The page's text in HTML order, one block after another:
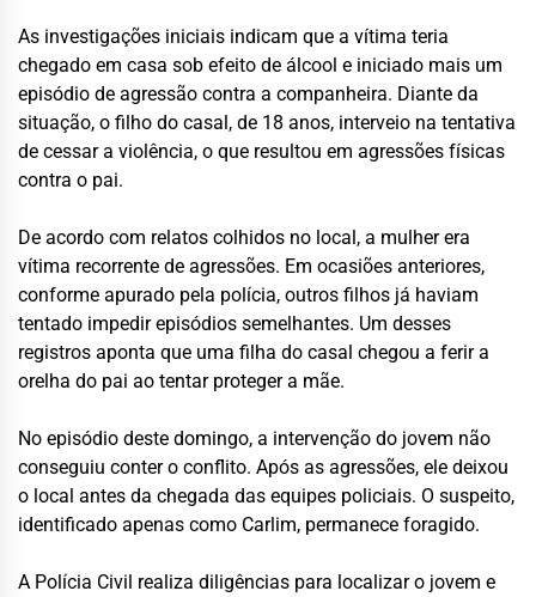
As investigações iniciais indicam que a vítima teria
chegado em casa sob efeito de álcool e iniciado mais um
episódio de agressão contra a companheira. Diante da
situação, o filho do casal, de 18 anos, interveio na tentativa
de cessar a violência, o que resultou em agressões físicas
contra o pai.
De acordo com relatos colhidos no local, a mulher era
vítima recorrente de agressões. Em ocasiões anteriores,
conforme apurado pela polícia, outros filhos já haviam
tentado impedir episódios semelhantes. Um desses
registros aponta que uma filha do casal chegou a ferir a
orelha do pai ao tentar proteger a mãe.
No episódio deste domingo, a intervenção do jovem não
conseguiu conter o conflito. Após as agressões, ele deixou
o local antes da chegada das equipes policiais. O suspeito,
identificado apenas como Carlim, permanece foragido.
A Polícia Civil realiza diligências para localizar o jovem e